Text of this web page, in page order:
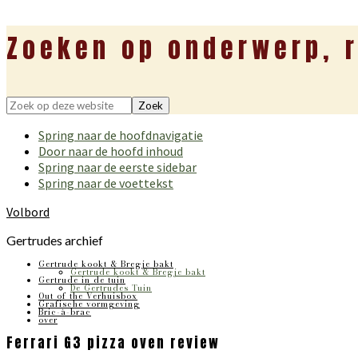
Zoeken op onderwerp,
Zoek
deze
website
Spring naar de hoofdnavigatie
Door naar de hoofd inhoud
Spring naar de eerste sidebar
Spring naar de voettekst
Volbord
Gertrudes archief
Gertrude kookt & Bregje bakt
Gertrude kookt & Bregje bakt
Gertrude in de tuin
De Gertrudes Tuin
Out of the Verhuisbox
Grafische vormgeving
Bric-à-brac
over
Ferrari G3 pizza oven review